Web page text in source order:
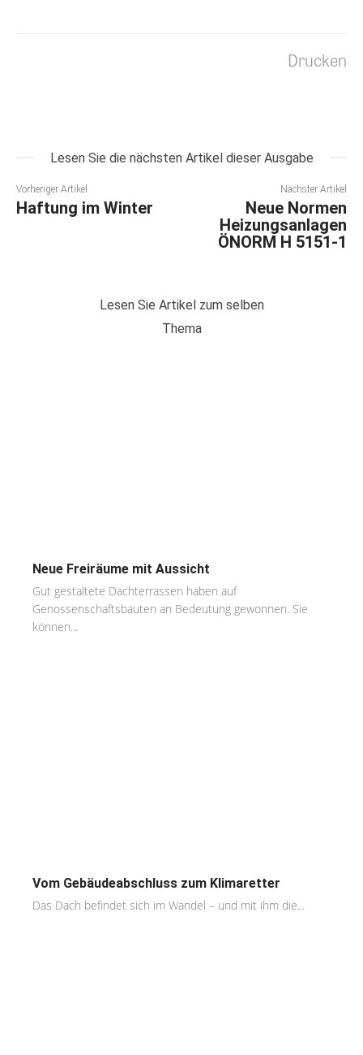
Drucken
Lesen Sie die nächsten Artikel dieser Ausgabe
Vorheriger Artikel
Haftung im Winter
Nächster Artikel
Neue Normen
Heizungsanlagen
ÖNORM H 5151-1
Lesen Sie Artikel zum selben
Thema
Neue Freiräume mit Aussicht
Gut gestaltete Dachterrassen haben auf
Genossenschaftsbauten an Bedeutung gewonnen. Sie
können...
Vom Gebäudeabschluss zum Klimaretter
Das Dach befindet sich im Wandel – und mit ihm die...